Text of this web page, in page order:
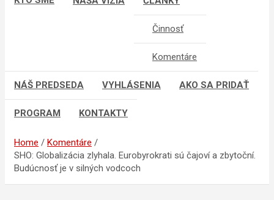
Činnosť
Komentáre
NÁŠ PREDSEDA VYHLÁSENIA AKO SA PRIDAŤ
PROGRAM KONTAKTY
Home
Komentáre
SHO: Globalizácia zlyhala. Eurobyrokrati sú čajoví a zbytoční.
Budúcnosť je v silných vodcoch